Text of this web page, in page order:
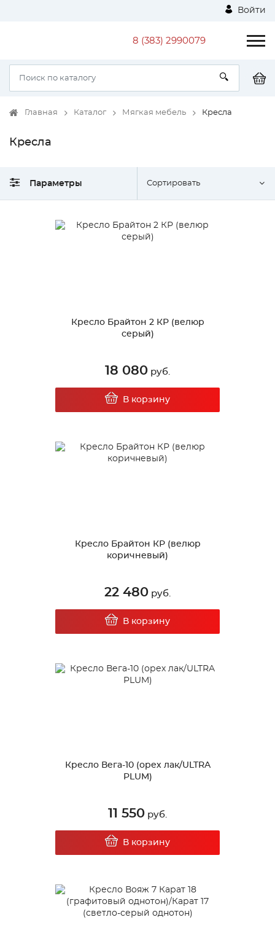
Войти
8 (383) 2990079
Главная Каталог Мягкая мебель Кресла
Кресла
Параметры Сортировать
Кресло Брайтон 2 КР (велюр
серый)
18 080 руб.
В корзину
Кресло Брайтон КР (велюр
коричневый)
22 480 руб.
В корзину
Кресло Вега-10 (орех лак/ULTRA
PLUM)
11 550 руб.
В корзину